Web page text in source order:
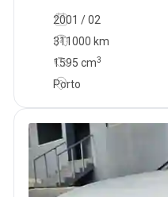
2001 / 02
311000 km
1595 cm3
Porto